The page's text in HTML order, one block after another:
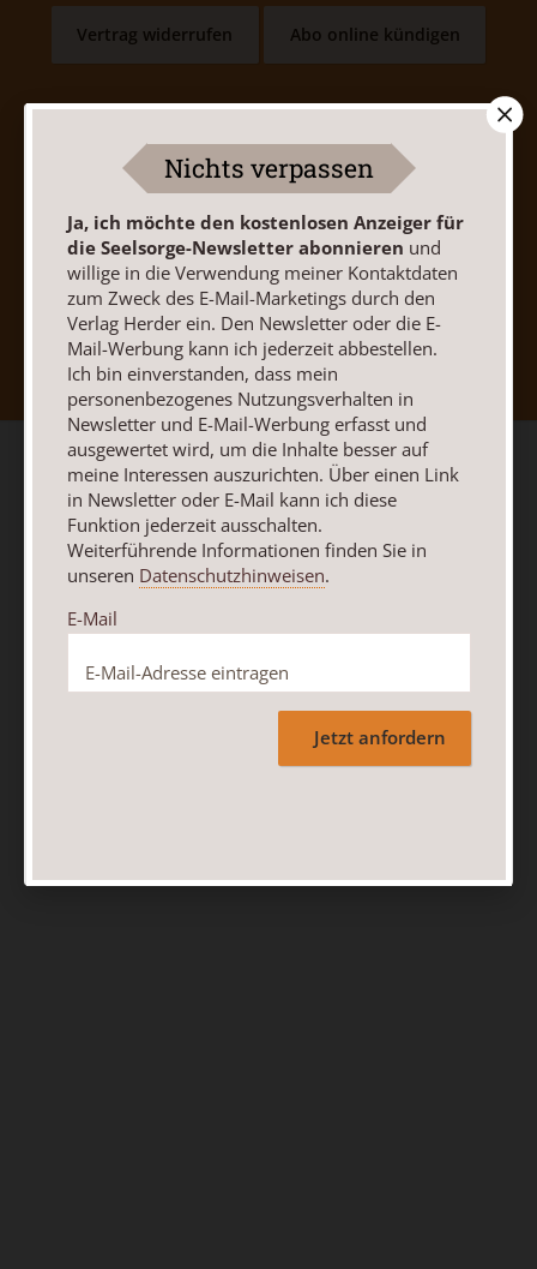
Vertrag widerrufen Abo online kündigen
Nach oben
Nichts verpassen
Ja, ich möchte den kostenlosen Anzeiger für
die Seelsorge-Newsletter abonnieren und
willige in die Verwendung meiner Kontaktdaten
zum Zweck des E-Mail-Marketings durch den
Verlag Herder ein. Den Newsletter oder die E-
Mail-Werbung kann ich jederzeit abbestellen.
Ich bin einverstanden, dass mein
personenbezogenes Nutzungsverhalten in
Newsletter und E-Mail-Werbung erfasst und
ausgewertet wird, um die Inhalte besser auf
meine Interessen auszurichten. Über einen Link
in Newsletter oder E-Mail kann ich diese
Funktion jederzeit ausschalten.
Weiterführende Informationen finden Sie in
unseren Datenschutzhinweisen.
E-Mail
Jetzt anfordern